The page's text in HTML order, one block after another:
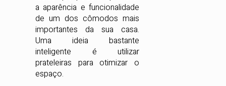
a aparência e funcionalidade
de um dos cômodos mais
importantes da sua casa.
Uma ideia bastante
inteligente é utilizar
prateleiras para otimizar o
espaço.